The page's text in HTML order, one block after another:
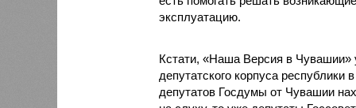
эксплуатацию.
Кстати, «Наша Версия в
депутатского корпуса
депутатов Госдумы от Чувашии